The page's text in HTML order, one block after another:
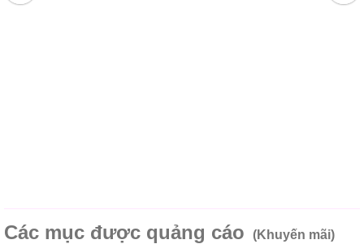
Các mục được quảng cáo (Khuyến mãi)